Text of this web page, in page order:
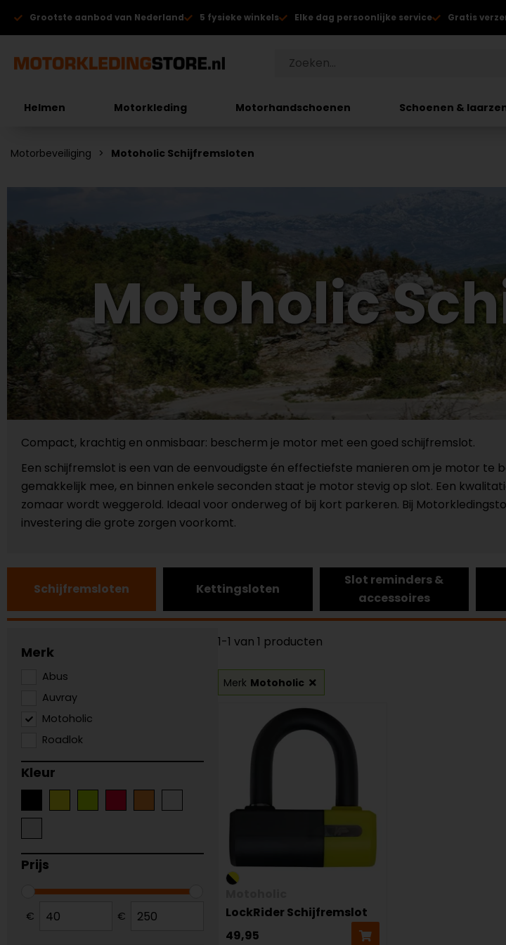
Grootste aanbod van Nederland 5 fysieke winkels Elke dag persoonlijke service Gratis
Helmen Motorkleding Motorhandschoenen Schoenen &
Motorbeveiliging Motoholic Schijfremsloten
Motoholic
Compact, krachtig en onmisbaar: bescherm je motor met een goed schijfremslot.
Een schijfremslot is een van de eenvoudigste én effectiefste manieren om je motor
gemakkelijk mee, en binnen enkele seconden staat je motor stevig op slot. Een
zomaar wordt weggerold. Ideaal voor onderweg of bij kort parkeren. Bij
investering die grote zorgen voorkomt.
Schijfremsloten Kettingsloten
Slot reminders &
accessoires
Merk
Abus
Auvray
Motoholic
Roadlok
Kleur
Prijs
€ €
1-1 van 1 producten
Merk Motoholic
LockRider Schijfremslot
49,95